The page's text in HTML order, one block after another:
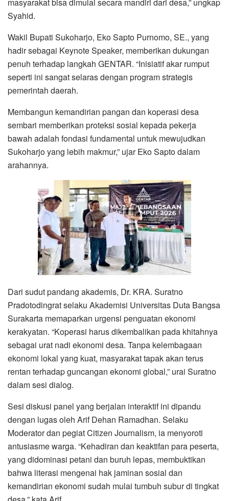
Syahid.
Wakil Bupati Sukoharjo, Eko Sapto Purnomo, SE., yang
hadir sebagai Keynote Speaker, memberikan dukungan
penuh terhadap langkah GENTAR. “Inisiatif akar rumput
seperti ini sangat selaras dengan program strategis
pemerintah daerah.
Membangun kemandirian pangan dan koperasi desa
sembari memberikan proteksi sosial kepada pekerja
bawah adalah fondasi fundamental untuk mewujudkan
Sukoharjo yang lebih makmur,” ujar Eko Sapto dalam
arahannya.
Dari sudut pandang akademis, Dr. KRA. Suratno
Pradotodingrat selaku Akademisi Universitas Duta Bangsa
Surakarta memaparkan urgensi penguatan ekonomi
kerakyatan. “Koperasi harus dikembalikan pada khitahnya
sebagai urat nadi ekonomi desa. Tanpa kelembagaan
ekonomi lokal yang kuat, masyarakat tapak akan terus
rentan terhadap guncangan ekonomi global,” urai Suratno
dalam sesi dialog.
Sesi diskusi panel yang berjalan interaktif ini dipandu
dengan lugas oleh Arif Dehan Ramadhan. Selaku
Moderator dan pegiat Citizen Journalism, ia menyoroti
antusiasme warga. “Kehadiran dan keaktifan para peserta,
yang didominasi petani dan buruh lepas, membuktikan
bahwa literasi mengenai hak jaminan sosial dan
kemandirian ekonomi sudah mulai tumbuh subur di tingkat